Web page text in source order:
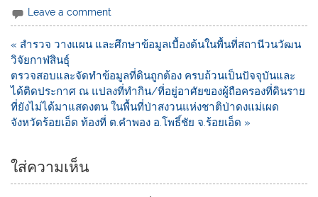
e
c
e
b
o
o
k
p
y
n
k
Leave a comment
« สำรวจ วางแผน และศึกษาข้อมูลเบื้องต้นในพื้นที่สถานีวนวัฒน
วิจัยกาฬสินธุ์
ตรวจสอบและจัดทำข้อมูลที่ดินถูกต้อง ครบถ้วนเป็นปัจจุบันและ
ได้ติดประกาศ ณ แปลงที่ทำกิน/ที่อยู่อาศัยของผู้ถือครองที่ดินราย
ที่ยังไม่ได้มาแสดงตน ในพื้นที่ป่าสงวนแห่งชาติป่าดงแม่เผด
จังหวัดร้อยเอ็ด ท้องที่ ต.คำพอง อ.โพธิ์ชัย จ.ร้อยเอ็ด »
ใส่ความเห็น